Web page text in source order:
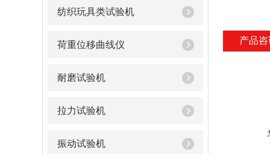
纺织玩具类试验机
荷重位移曲线仪
耐磨试验机
拉力试验机
振动试验机
产品